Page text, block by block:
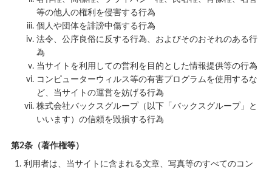
等の他人の権利を侵害する行為
個人や団体を誹謗中傷する行為
法令、公序良俗に反する行為、およびそのおそれのある行
為
当サイトを利用しての営利を目的とした情報提供等の行為
コンピューターウィルス等の有害プログラムを使用するな
ど、当サイトの運営を妨げる行為
株式会社バックスグループ（以下「バックスグループ」と
いいます）の信頼を毀損する行為
第2条（著作権等）
利用者は、当サイトに含まれる文章、写真等のすべてのコン